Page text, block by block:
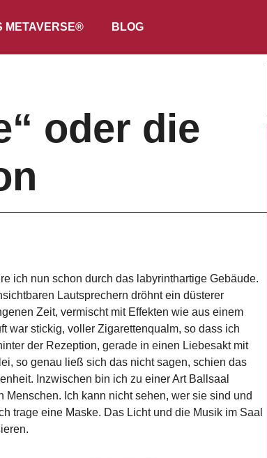
METAVERSE® BLOG
oder die
ich nun schon durch das labyrinthartige Gebäude.
Lautsprechern dröhnt ein düsterer
Zeit, vermischt mit Effekten wie aus einem
war stickig, voller Zigarettenqualm, so dass ich
der Rezeption, gerade in einen Liebesakt mit
so genau ließ sich das nicht sagen, schien das
Inzwischen bin ich zu einer Art Ballsaal
Ich kann nicht sehen, wer sie sind und
trage eine Maske. Das Licht und die Musik im Saal